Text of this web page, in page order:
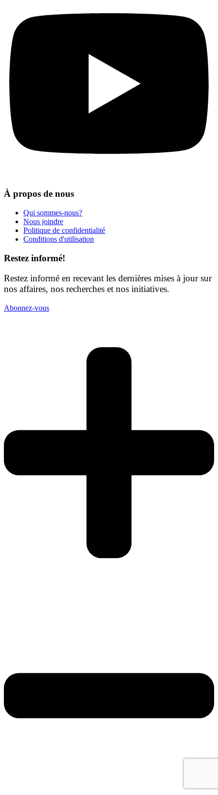
À propos de nous
Qui sommes-nous?
Nous joindre
Politique de confidentialité
Conditions d'utilisation
Restez informé!
Restez informé en recevant les dernières mises à jour sur
nos affaires, nos recherches et nos initiatives.
Abonnez-vous